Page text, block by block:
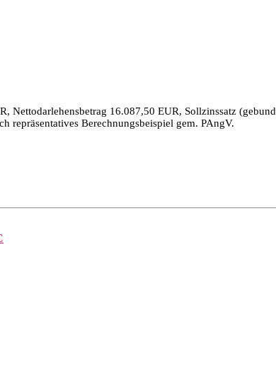
16.087,50 EUR, Sollzinssatz
repräsentatives Berechnungsbeispiel gem. PAngV.